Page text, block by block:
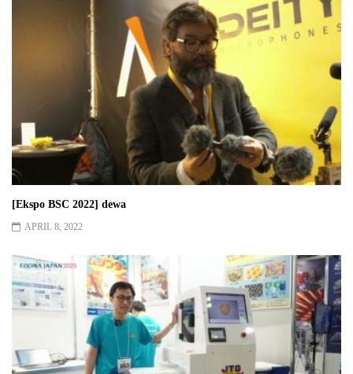
[Ekspo BSC 2022] dewa
APRIL 8, 2022